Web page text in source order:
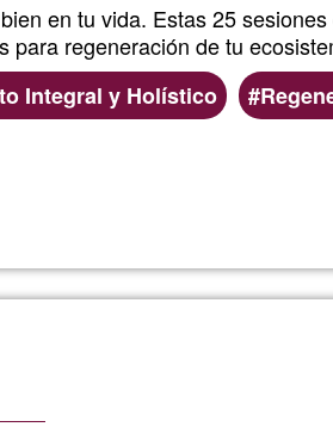
en tu vida. Estas 25
para regeneración de tu
Integral y Holístico
tu